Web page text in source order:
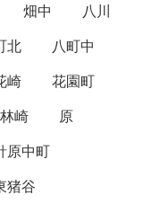
畑中
八川
北
八町中
崎
花園町
林崎
原
原中町
猪谷